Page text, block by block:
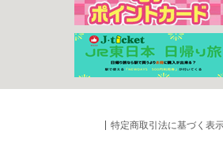
特定商取引法に基づく表